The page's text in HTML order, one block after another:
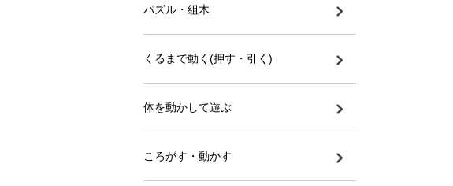
パズル・組木
くるまで動く(押す・引く)
体を動かして遊ぶ
ころがす・動かす